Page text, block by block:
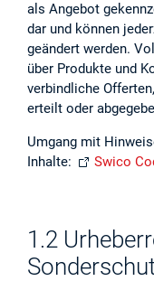
als Angebot
dar und können
geändert werden.
über Produkte und
verbindliche
erteilt oder
Umgang mit
Inhalte:
Swico
1.2